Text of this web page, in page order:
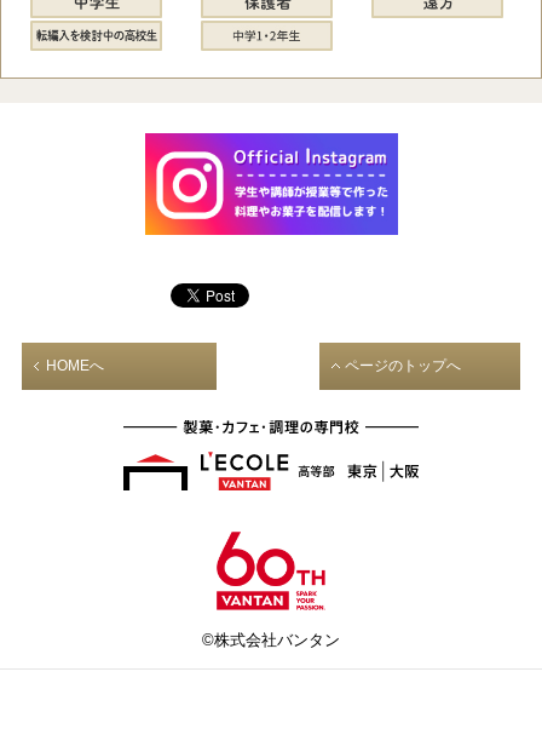
HOMEへ ページのトップへ
©株式会社バンタン